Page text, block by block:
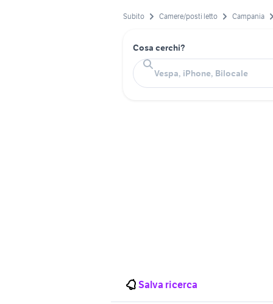
Subito Camere/posti letto Campania
Cosa cerchi?
Salva ricerca